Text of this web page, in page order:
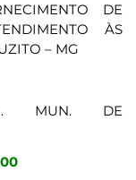
DE
ÀS
– MG
MUN. DE